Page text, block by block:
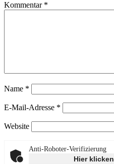
Kommentar *
Name *
E-Mail-Adresse *
Website
Anti-Roboter-Verifizierung
Hier klicken